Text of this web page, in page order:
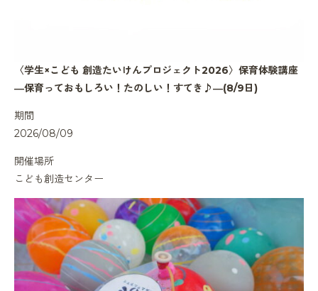
〈学生×こども 創造たいけんプロジェクト2026〉保育体験講座
―保育っておもしろい！たのしい！すてき♪―(8/9日)
期間
2026/08/09
開催場所
こども創造センター